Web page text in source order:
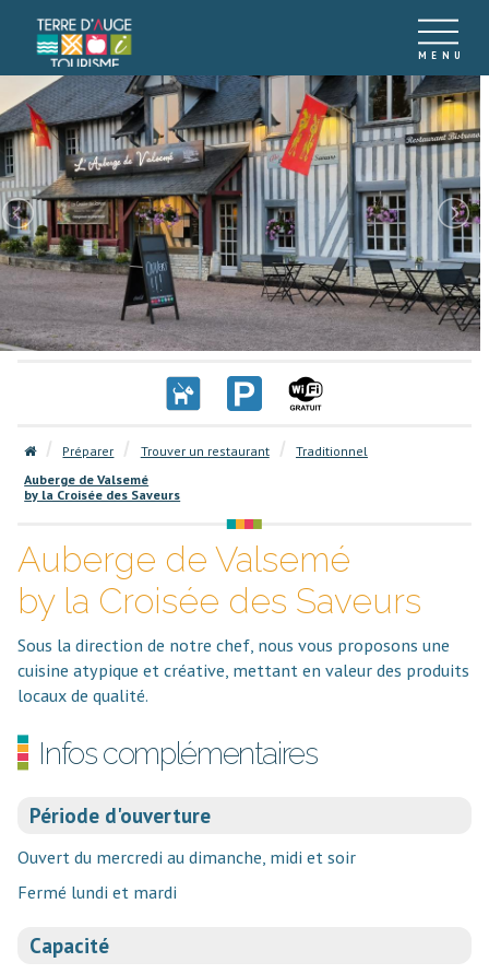
Préparer Trouver un restaurant
Traditionnel
Auberge de Valsemé
by la Croisée des Saveurs
Auberge de Valsemé
by la Croisée des Saveurs
Sous la direction de notre chef, nous vous proposons une
cuisine atypique et créative, mettant en valeur des produits
locaux de qualité.
Infos complémentaires
Période d'ouverture
Ouvert du mercredi au dimanche, midi et soir
Fermé lundi et mardi
Capacité